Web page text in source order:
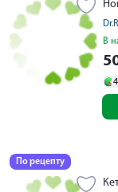
В
По рецепту